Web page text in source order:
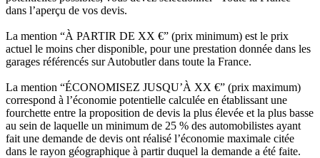
dans l’aperçu de vos devis.
La mention “À PARTIR DE XX €” (prix minimum) est le prix
actuel le moins cher disponible, pour une prestation donnée dans les
garages référencés sur Autobutler dans toute la France.
La mention “ÉCONOMISEZ JUSQU’À XX €” (prix maximum)
correspond à l’économie potentielle calculée en établissant une
fourchette entre la proposition de devis la plus élevée et la plus basse
au sein de laquelle un minimum de 25 % des automobilistes ayant
fait une demande de devis ont réalisé l’économie maximale citée
dans le rayon géographique à partir duquel la demande a été faite.